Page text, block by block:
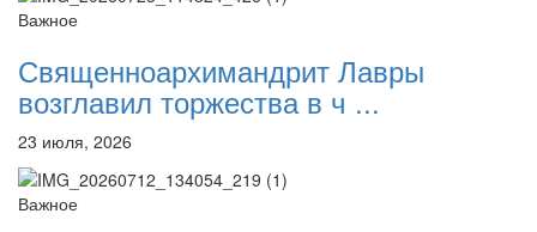
Важное
Священноархимандрит Лавры
возглавил торжества в ч ...
23 июля, 2026
Важное